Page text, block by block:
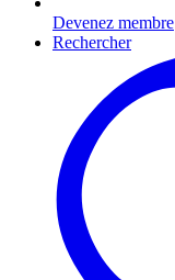
Devenez membre
Rechercher